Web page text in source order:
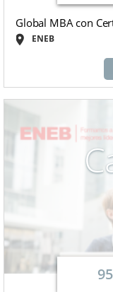
Global MBA con
ENEB